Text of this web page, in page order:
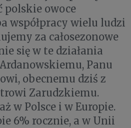
polskie owoce
współpracy wielu ludzi
za całosezonowe
się w te działania
Panu
obecnemu dziś z
Zarudzkiemu.
w Polsce i w Europie.
6% rocznie, a w Unii